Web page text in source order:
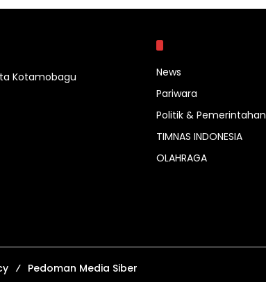
Kotamobagu
News
Pariwara
Politik & Pemerintahan
TIMNAS INDONESIA
OLAHRAGA
Pedoman Media Siber